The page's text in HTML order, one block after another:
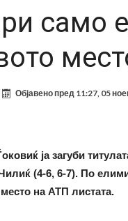
само
Објавено пред 11:27, 05
ја загуби
(4-6, 6-7). По
на АТП листата.